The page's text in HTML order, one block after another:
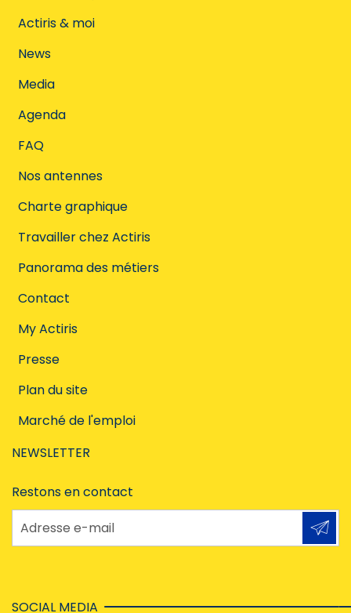
Actiris & moi
News
Media
Agenda
FAQ
Nos antennes
Charte graphique
Travailler chez Actiris
Panorama des métiers
Contact
My Actiris
Presse
Plan du site
Marché de l'emploi
NEWSLETTER
Restons en contact
Adresse e-mail
SOCIAL MEDIA